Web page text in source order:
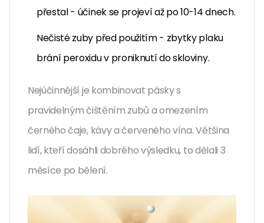
přestal - účinek se projeví až po 10-14 dnech.
Nečisté zuby před použitím - zbytky plaku
brání peroxidu v proniknutí do skloviny.
Nejúčinnější je kombinovat pásky s
pravidelným čištěním zubů a omezením
černého čaje, kávy a červeného vína. Většina
lidí, kteří dosáhli dobrého výsledku, to dělali 3
měsíce po bělení.